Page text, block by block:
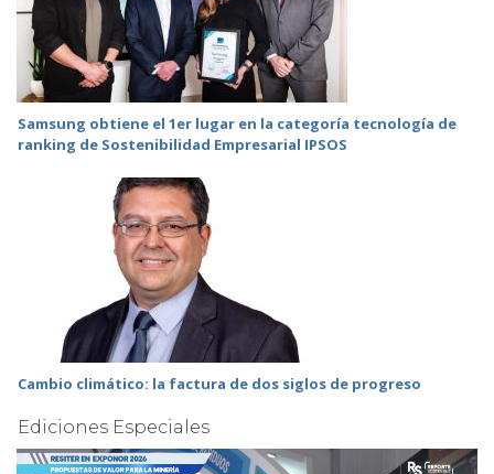
Samsung obtiene el 1er lugar en la categoría tecnología de
ranking de Sostenibilidad Empresarial IPSOS
Cambio climático: la factura de dos siglos de progreso
Ediciones Especiales